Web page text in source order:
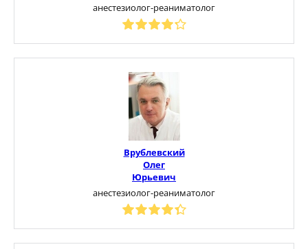
анестезиолог-реаниматолог
Врублевский
Олег
Юрьевич
анестезиолог-реаниматолог